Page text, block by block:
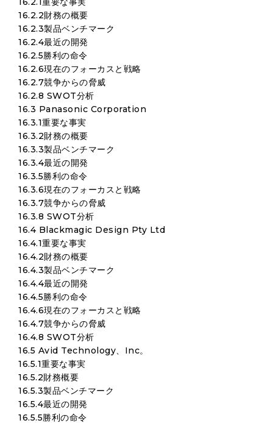
16.2.2財務の概要
16.2.3製品ベンチマーク
16.2.4最近の開発
16.2.5勝利の命令
16.2.6現在のフォーカスと戦略
16.2.7競争からの脅威
16.2.8 SWOT分析
16.3 Panasonic Corporation
16.3.1重要な事実
16.3.2財務の概要
16.3.3製品ベンチマーク
16.3.4最近の開発
16.3.5勝利の命令
16.3.6現在のフォーカスと戦略
16.3.7競争からの脅威
16.3.8 SWOT分析
16.4 Blackmagic Design Pty Ltd
16.4.1重要な事実
16.4.2財務の概要
16.4.3製品ベンチマーク
16.4.4最近の開発
16.4.5勝利の命令
16.4.6現在のフォーカスと戦略
16.4.7競争からの脅威
16.4.8 SWOT分析
16.5 Avid Technology、Inc。
16.5.1重要な事実
16.5.2財務概要
16.5.3製品ベンチマーク
16.5.4最近の開発
16.5.5勝利の命令